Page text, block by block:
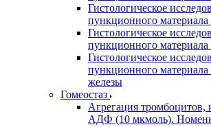
Гистологическое
пункционного материала
Гистологическое
пункционного материала
Гистологическое
пункционного
железы
Гомеостаз
Агрегация тромбоцитов,
АДФ (10 мкмоль).